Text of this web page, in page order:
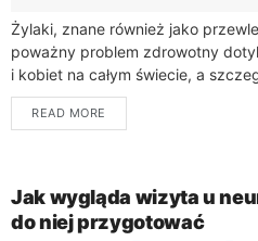
Żylaki, znane również jako
poważny problem zdrowotny
i kobiet na całym świecie, a
charakteryzuje się poszerzeniem i...
READ MORE
Jak wygląda wizyta u
do niej przygotować